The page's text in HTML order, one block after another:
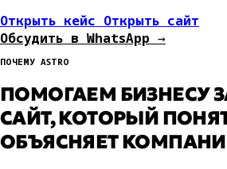
Открыть кейс Открыть сайт
Обсудить в WhatsApp →
ПОЧЕМУ ASTRO
ПОМОГАЕМ БИЗНЕСУ
САЙТ, КОТОРЫЙ
ОБЪЯСНЯЕТ